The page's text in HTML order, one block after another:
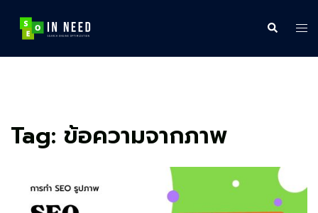
content
Search
Tag: ข้อความจากภาพ